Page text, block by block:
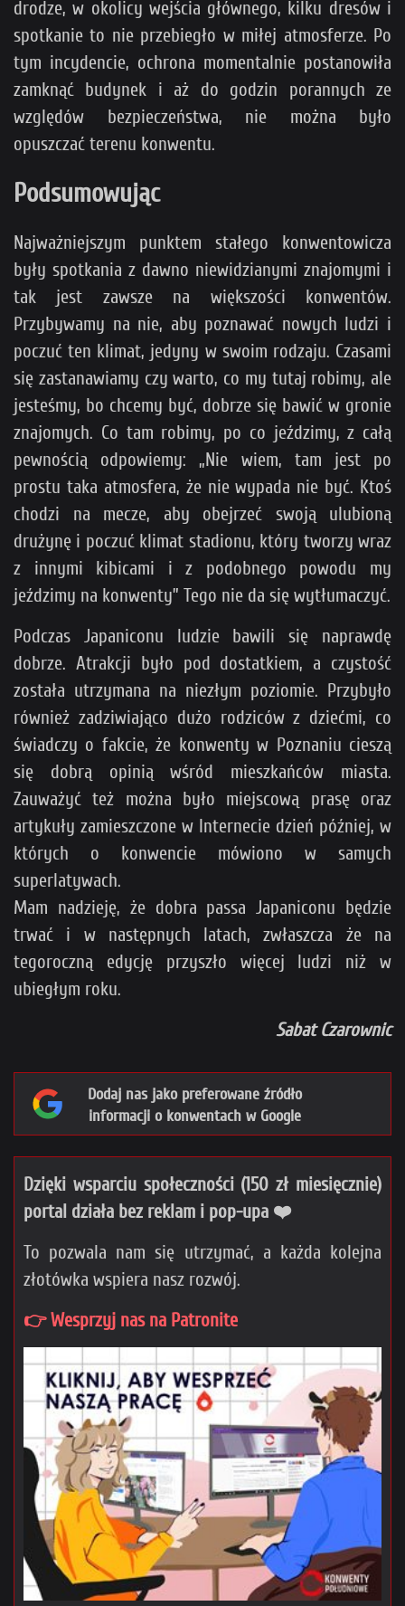
drodze, w okolicy wejścia głównego, kilku dresów i
spotkanie to nie przebiegło w miłej atmosferze. Po
tym incydencie, ochrona momentalnie postanowiła
zamknąć budynek i aż do godzin porannych ze
względów bezpieczeństwa, nie można było
opuszczać terenu konwentu.
Podsumowując
Najważniejszym punktem stałego konwentowicza
były spotkania z dawno niewidzianymi znajomymi i
tak jest zawsze na większości konwentów.
Przybywamy na nie, aby poznawać nowych ludzi i
poczuć ten klimat, jedyny w swoim rodzaju. Czasami
się zastanawiamy czy warto, co my tutaj robimy, ale
jesteśmy, bo chcemy być, dobrze się bawić w gronie
znajomych. Co tam robimy, po co jeździmy, z całą
pewnością odpowiemy: „Nie wiem, tam jest po
prostu taka atmosfera, że nie wypada nie być. Ktoś
chodzi na mecze, aby obejrzeć swoją ulubioną
drużynę i poczuć klimat stadionu, który tworzy wraz
z innymi kibicami i z podobnego powodu my
jeździmy na konwenty” Tego nie da się wytłumaczyć.
Podczas Japaniconu ludzie bawili się naprawdę
dobrze. Atrakcji było pod dostatkiem, a czystość
została utrzymana na niezłym poziomie. Przybyło
również zadziwiająco dużo rodziców z dziećmi, co
świadczy o fakcie, że konwenty w Poznaniu cieszą
się dobrą opinią wśród mieszkańców miasta.
Zauważyć też można było miejscową prasę oraz
artykuły zamieszczone w Internecie dzień później, w
których o konwencie mówiono w samych
superlatywach.
Mam nadzieję, że dobra passa Japaniconu będzie
trwać i w następnych latach, zwłaszcza że na
tegoroczną edycję przyszło więcej ludzi niż w
ubiegłym roku.
Sabat Czarownic
Dodaj nas jako preferowane źródło
informacji o konwentach w Google
Dzięki wsparciu społeczności (150 zł miesięcznie)
portal działa bez reklam i pop-upa ❤️
To pozwala nam się utrzymać, a każda kolejna
złotówka wspiera nasz rozwój.
👉 Wesprzyj nas na Patronite